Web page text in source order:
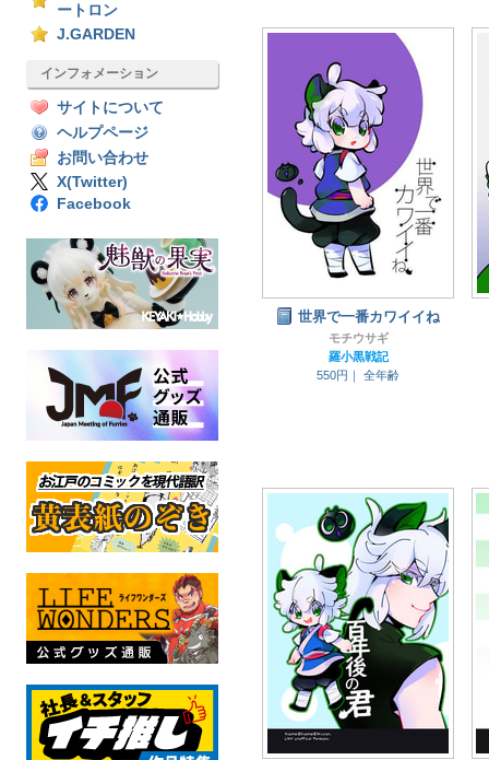
ートロン
J.GARDEN
インフォメーション
サイトについて
ヘルプページ
お問い合わせ
X(Twitter)
Facebook
世界で一番カワイイね
モチウサギ
羅小黒戦記
550円｜
全年齢